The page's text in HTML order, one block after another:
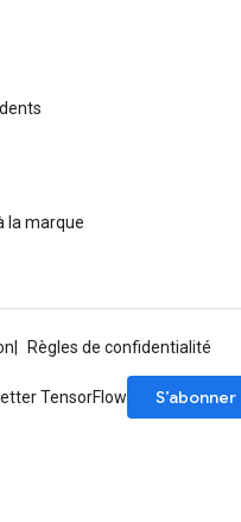
la marque
Règles de confidentialité
TensorFlow
S’abonner